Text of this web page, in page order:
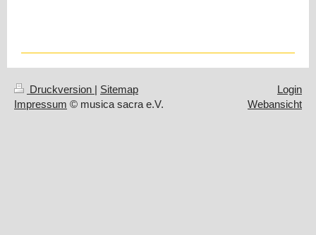
Druckversion | Sitemap
Impressum © musica sacra e.V.
Login
Webansicht